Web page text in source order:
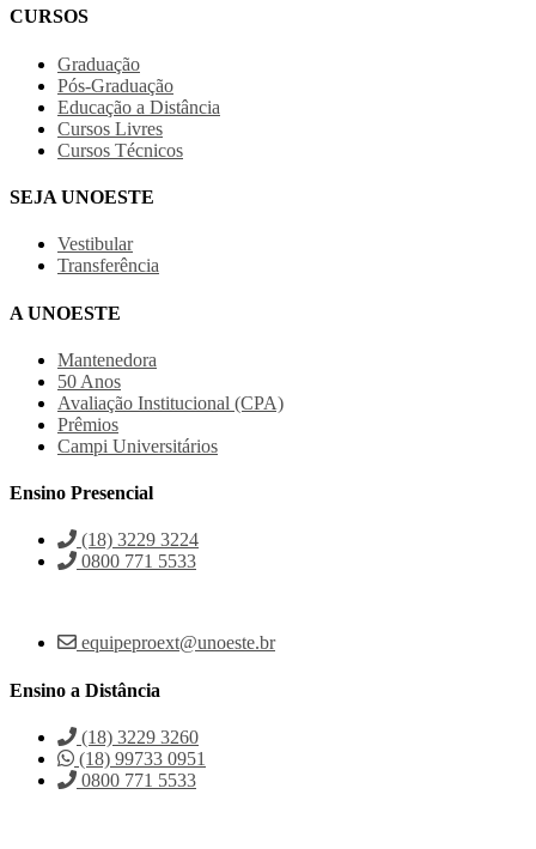
CURSOS
Graduação
Pós-Graduação
Educação a Distância
Cursos Livres
Cursos Técnicos
SEJA UNOESTE
Vestibular
Transferência
A UNOESTE
Mantenedora
50 Anos
Avaliação Institucional (CPA)
Prêmios
Campi Universitários
Ensino Presencial
(18) 3229 3224
0800 771 5533
equipeproext@unoeste.br
Ensino a Distância
(18) 3229 3260
(18) 99733 0951
0800 771 5533